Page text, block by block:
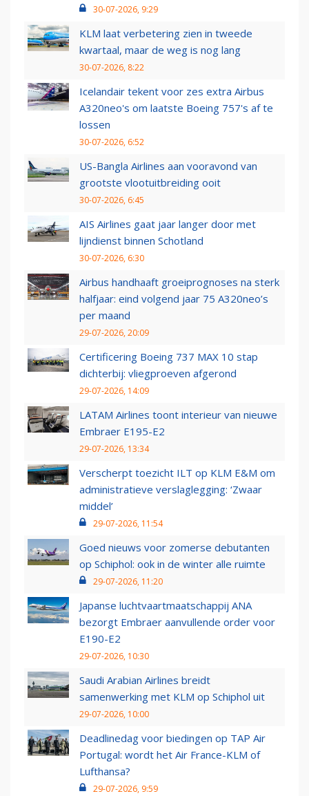
30-07-2026, 9:29
KLM laat verbetering zien in tweede
kwartaal, maar de weg is nog lang
30-07-2026, 8:22
Icelandair tekent voor zes extra Airbus
A320neo's om laatste Boeing 757's af te
lossen
30-07-2026, 6:52
US-Bangla Airlines aan vooravond van
grootste vlootuitbreiding ooit
30-07-2026, 6:45
AIS Airlines gaat jaar langer door met
lijndienst binnen Schotland
30-07-2026, 6:30
Airbus handhaaft groeiprognoses na sterk
halfjaar: eind volgend jaar 75 A320neo’s
per maand
29-07-2026, 20:09
Certificering Boeing 737 MAX 10 stap
dichterbij: vliegproeven afgerond
29-07-2026, 14:09
LATAM Airlines toont interieur van nieuwe
Embraer E195-E2
29-07-2026, 13:34
Verscherpt toezicht ILT op KLM E&M om
administratieve verslaglegging: ‘Zwaar
middel’
29-07-2026, 11:54
Goed nieuws voor zomerse debutanten
op Schiphol: ook in de winter alle ruimte
29-07-2026, 11:20
Japanse luchtvaartmaatschappij ANA
bezorgt Embraer aanvullende order voor
E190-E2
29-07-2026, 10:30
Saudi Arabian Airlines breidt
samenwerking met KLM op Schiphol uit
29-07-2026, 10:00
Deadlinedag voor biedingen op TAP Air
Portugal: wordt het Air France-KLM of
Lufthansa?
29-07-2026, 9:59